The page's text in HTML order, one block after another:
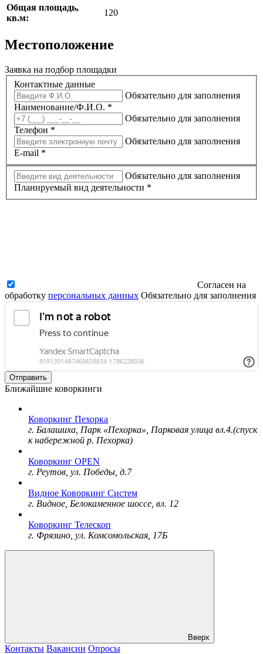
Общая площадь,
кв.м:
120
Местоположение
Заявка на подбор площадки
Контактные данные
Обязательно для заполнения
Наименование/Ф.И.О. *
Обязательно для заполнения
Телефон *
Обязательно для заполнения
E-mail *
Обязательно для заполнения
Планируемый вид деятельности *
Согласен на
обработку персональных данных Обязательно для заполнения
Отправить
Ближайшие коворкинги
Коворкинг Пехорка
г. Балашиха, Парк «Пехорка», Парковая улица вл.4.(спуск
к набережной р. Пехорка)
Коворкинг OPEN
г. Реутов, ул. Победы, д.7
Видное Коворкинг Систем
г. Видное, Белокаменное шоссе, вл. 12
Коворкинг Телескоп
г. Фрязино, ул. Комсомольская, 17Б
Вверх
Контакты Вакансии Опросы